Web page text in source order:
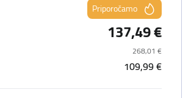
Priporočamo
137,49 €
268,01 €
109,99 €